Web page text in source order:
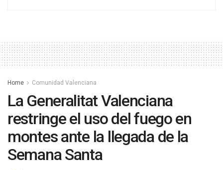
Home Comunidad Valenciana
La Generalitat Valenciana
restringe el uso del fuego en
montes ante la llegada de la
Semana Santa